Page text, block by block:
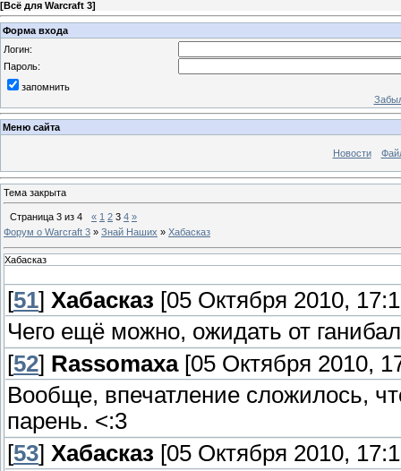
[Всё для Warcraft 3]
Форма входа
Логин:
Пароль:
запомнить
Меню сайта
Новости
Тема закрыта
Страница 3 из 4 « 1 2 3 4 »
Форум о Warcraft 3 » Знай Наших » Хабасказ
Хабасказ
[51] Хабасказ [05 Октября 2010,
Чего ещё можно, ожидать от
[52] Rassomaxa[05 Октября 2010,
Вообще, впечатление сложилось,
парень. <:3
[53] Хабасказ [05 Октября 2010,